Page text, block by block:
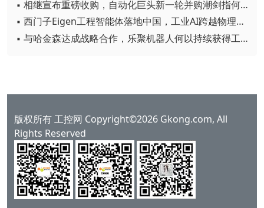
▪ 相继宣布重磅收购，自动化巨头新一轮并购潮剑指何方？
▪ 西门子Eigen工程智能体落地中国，工业AI跨越物理世界“确定性”拐点
▪ 与哈金森达成战略合作，乐聚机器人何以持续获得工业巨头青睐？
版权所有 工控网 Copyright©2026 Gkong.com, All
Rights Reserved